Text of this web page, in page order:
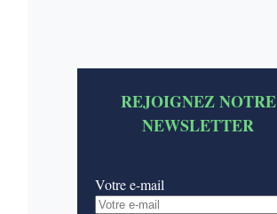
REJOIGNEZ NOTRE
NEWSLETTER
Votre e-mail